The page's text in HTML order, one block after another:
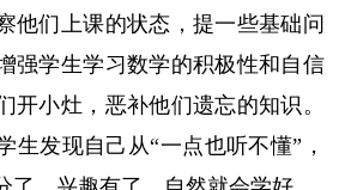
他们上课的状态，提一些基础问
强学生学习数学的积极性和自信
开小灶，恶补他们遗忘的知识。
生发现自己从“一点也听不懂”，